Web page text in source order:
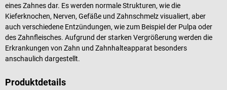
eines Zahnes dar. Es werden normale Strukturen, wie die
Kieferknochen, Nerven, Gefäße und Zahnschmelz visualiert, aber
auch verschiedene Entzündungen, wie zum Beispiel der Pulpa oder
des Zahnfleisches. Aufgrund der starken Vergrößerung werden die
Erkrankungen von Zahn und Zahnhalteapparat besonders
anschaulich dargestellt.
Produktdetails